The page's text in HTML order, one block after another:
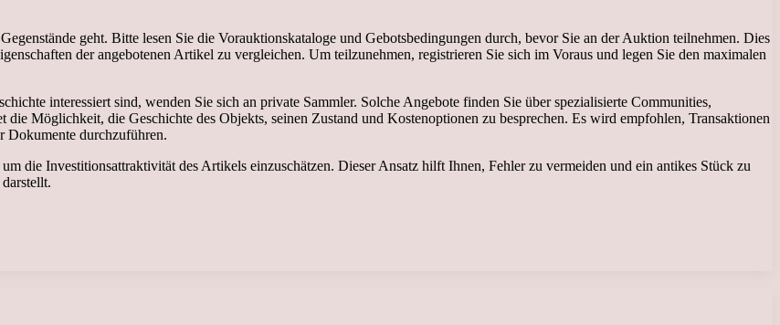
geht. Bitte lesen Sie die Vorauktionskataloge und Gebotsbedingungen durch, bevor Sie an der Auktion teilnehmen. Dies
der angebotenen Artikel zu vergleichen. Um teilzunehmen, registrieren Sie sich im Voraus und legen Sie den maximalen
interessiert sind, wenden Sie sich an private Sammler. Solche Angebote finden Sie über spezialisierte Communities,
Möglichkeit, die Geschichte des Objekts, seinen Zustand und Kostenoptionen zu besprechen. Es wird empfohlen, Transaktionen
Dokumente durchzuführen.
die Investitionsattraktivität des Artikels einzuschätzen. Dieser Ansatz hilft Ihnen, Fehler zu vermeiden und ein antikes Stück zu